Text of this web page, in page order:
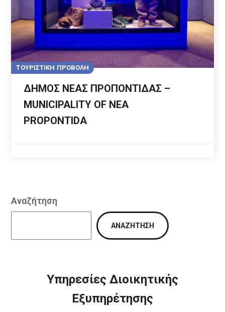
ΤΟΥΡΙΣΤΙΚΗ ΠΡΟΒΟΛΗ
ΔΗΜΟΣ ΝΕΑΣ ΠΡΟΠΟΝΤΙΔΑΣ –
MUNICIPALITY OF NEA
PROPONTIDA
Αναζήτηση
ΑΝΑΖΉΤΗΣΗ
Υπηρεσίες Διοικητικής
Εξυπηρέτησης